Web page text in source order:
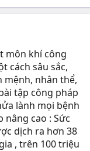
môn khí công
cách sâu sắc,
mệnh, nhân thể,
tập công pháp
lành mọi bệnh
cao : Sức
dịch ra hơn 38
, trên 100 triệu